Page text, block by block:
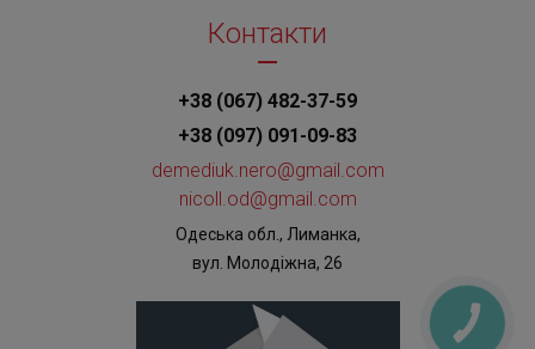
Контакти
+38 (067) 482-37-59
+38 (097) 091-09-83
demediuk.nero@gmail.com
nicoll.od@gmail.com
Одеська обл., Лиманка,
вул. Молодіжна, 26
КНОПКА
ЗВ'ЯЗКУ